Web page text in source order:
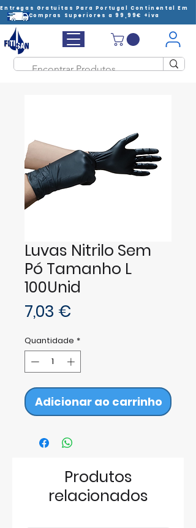
Entregas Gratuitas Para Portugal Continental Em
Compras Superiores a 99,99€ +iva
Luvas Nitrilo Sem
Pó Tamanho L
100Unid
7,03 €
Quantidade *
Adicionar ao carrinho
Produtos
relacionados